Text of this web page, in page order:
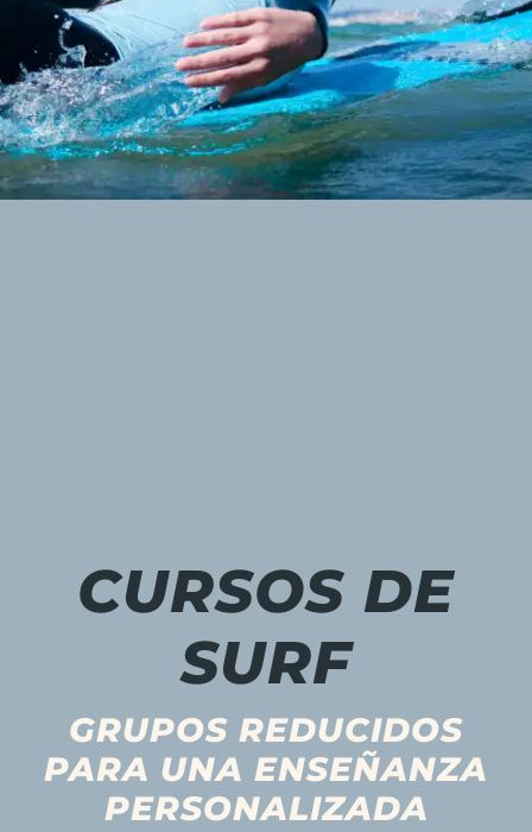
CURSOS DE
SURF
GRUPOS REDUCIDOS
PARA UNA ENSEÑANZA
PERSONALIZADA